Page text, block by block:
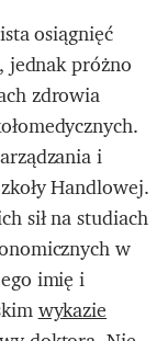
osiągnięć
jednak próżno
zdrowia
i
Handlowej.
sił na studiach
w
imię i
wykazie